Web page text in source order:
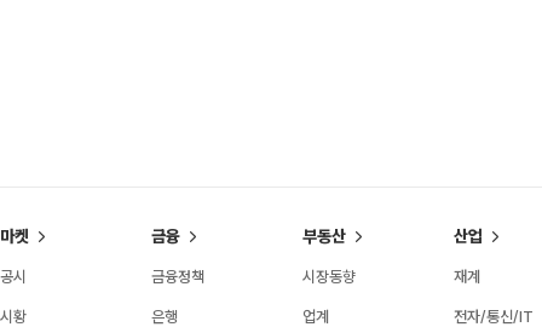
마켓
공시
시황
금융
금융정책
은행
부동산
시장동향
업계
산업
재계
전자/통신/IT